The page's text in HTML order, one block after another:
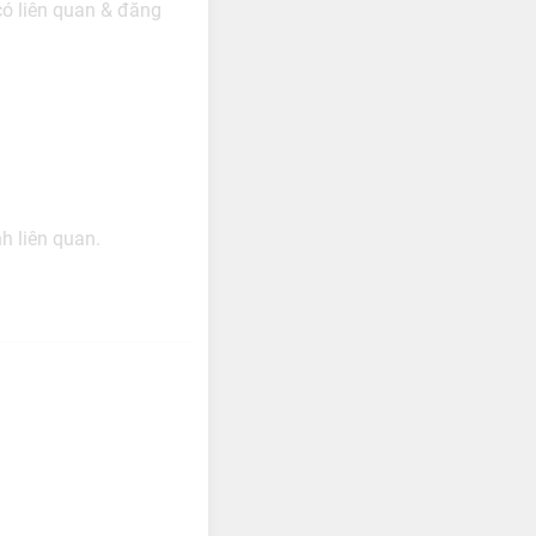
liên quan & đăng
liên quan.